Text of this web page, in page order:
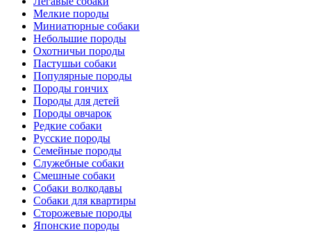
Мелкие породы
Миниатюрные собаки
Небольшие породы
Охотничьи породы
Пастушьи собаки
Популярные породы
Породы гончих
Породы для детей
Породы овчарок
Редкие собаки
Русские породы
Семейные породы
Служебные собаки
Смешные собаки
Собаки волкодавы
Собаки для квартиры
Сторожевые породы
Японские породы